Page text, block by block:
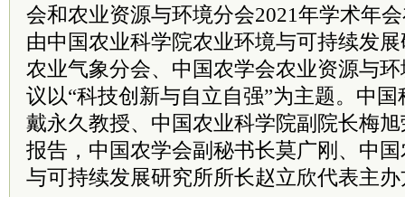
会和农业资源与环境分会2021年学术年
由中国农业科学院农业环境与可持续发
农业气象分会、中国农学会农业资源与
议以“科技创新与自立自强”为主题。中
戴永久教授、中国农业科学院副院长梅
报告，中国农学会副秘书长莫广刚、中
与可持续发展研究所所长赵立欣代表主